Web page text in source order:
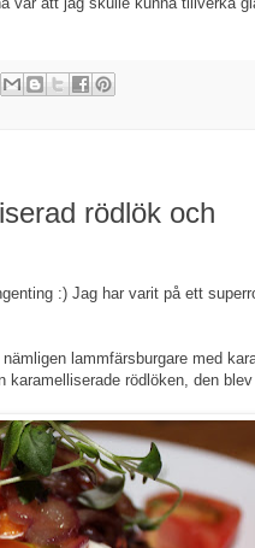
rödlök och
:) Jag har varit på ett
lammfärsburgare med
rödlöken, den